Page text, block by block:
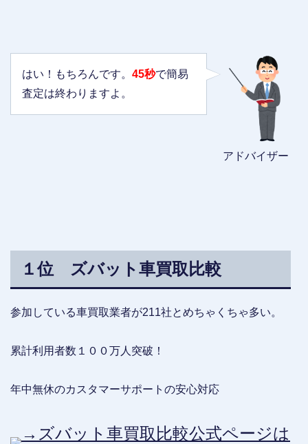
アドバイザー
はい！もちろんです。 45秒で簡易
査定は終わりますよ。
１位 ズバット車買取比較
参加している車買取業者が211社とめちゃくちゃ多い。
累計利用者数１００万人突破！
年中無休のカスタマーサポートの安心対応
→ズバット車買取比較公式ページは